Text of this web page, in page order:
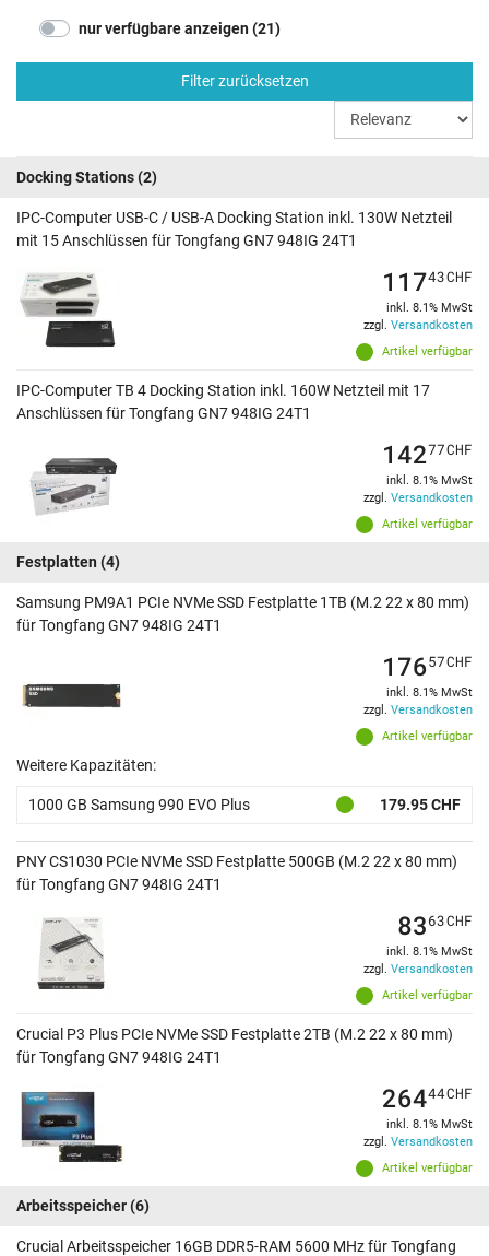
nur verfügbare anzeigen (21)
Filter zurücksetzen
Docking Stations(2)
IPC-Computer USB-C / USB-A Docking Station inkl. 130W Netzteil
mit 15 Anschlüssen für Tongfang GN7 948IG 24T1
Artikel verfügbar
11743CHF
inkl. 8.1% MwSt
zzgl. Versandkosten
IPC-Computer TB 4 Docking Station inkl. 160W Netzteil mit 17
Anschlüssen für Tongfang GN7 948IG 24T1
Artikel verfügbar
14277CHF
inkl. 8.1% MwSt
zzgl. Versandkosten
Festplatten (4)
Samsung PM9A1 PCIe NVMe SSD Festplatte 1TB (M.2 22 x 80 mm)
für Tongfang GN7 948IG 24T1
Artikel verfügbar
17657CHF
inkl. 8.1% MwSt
zzgl. Versandkosten
Weitere Kapazitäten:
1000 GB Samsung 990 EVO Plus 179.95 CHF
PNY CS1030 PCIe NVMe SSD Festplatte 500GB (M.2 22 x 80 mm)
für Tongfang GN7 948IG 24T1
Artikel verfügbar
8363CHF
inkl. 8.1% MwSt
zzgl. Versandkosten
Crucial P3 Plus PCIe NVMe SSD Festplatte 2TB (M.2 22 x 80 mm)
für Tongfang GN7 948IG 24T1
Artikel verfügbar
26444CHF
inkl. 8.1% MwSt
zzgl. Versandkosten
Arbeitsspeicher(6)
Crucial Arbeitsspeicher 16GB DDR5-RAM 5600 MHz für Tongfang